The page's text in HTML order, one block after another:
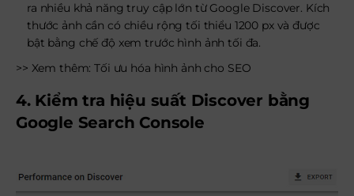
ra nhiều khả năng truy cập lớn từ Google Discover. Kích
thước ảnh cần có chiều rộng tối thiểu 1200 px và được
bật bằng chế độ xem trước hình ảnh tối đa.
>> Xem thêm: Tối ưu hóa hình ảnh cho SEO
4. Kiểm tra hiệu suất Discover bằng
Google Search Console